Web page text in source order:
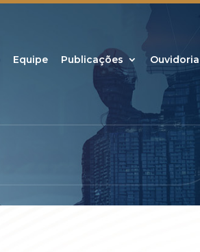
Equipe Publicações Ouvidoria